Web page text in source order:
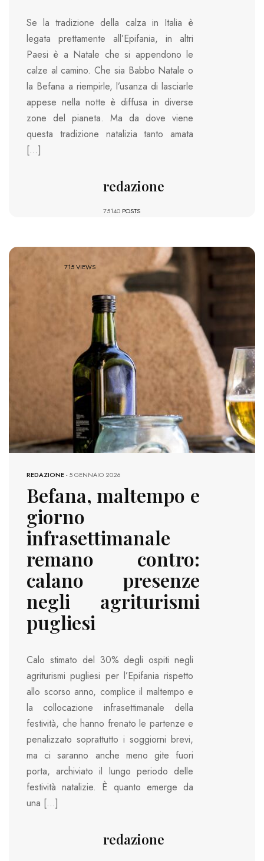
Se la tradizione della calza in Italia è
legata prettamente all’Epifania, in altri
Paesi è a Natale che si appendono le
calze al camino. Che sia Babbo Natale o
la Befana a riempirle, l’usanza di lasciarle
appese nella notte è diffusa in diverse
zone del pianeta. Ma da dove viene
questa tradizione natalizia tanto amata
[…]
redazione
75140 POSTS
715 VIEWS
REDAZIONE-5 GENNAIO 2026
Befana, maltempo e
giorno
infrasettimanale
remano contro:
calano presenze
negli agriturismi
pugliesi
Calo stimato del 30% degli ospiti negli
agriturismi pugliesi per l’Epifania rispetto
allo scorso anno, complice il maltempo e
la collocazione infrasettimanale della
festività, che hanno frenato le partenze e
penalizzato soprattutto i soggiorni brevi,
ma ci saranno anche meno gite fuori
porta, archiviato il lungo periodo delle
festività natalizie. È quanto emerge da
una […]
redazione